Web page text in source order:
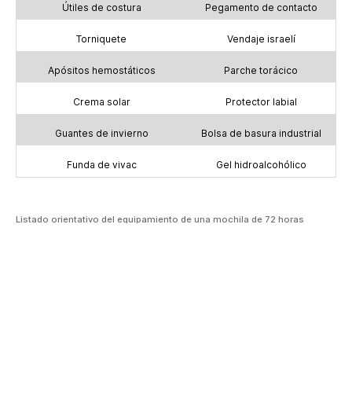
Útiles de costura Pegamento de contacto
Torniquete Vendaje israelí
Apósitos hemostáticos Parche torácico
Crema solar Protector labial
Guantes de invierno Bolsa de basura industrial
Funda de vivac Gel hidroalcohólico
Listado orientativo del equipamiento de una mochila de 72 horas